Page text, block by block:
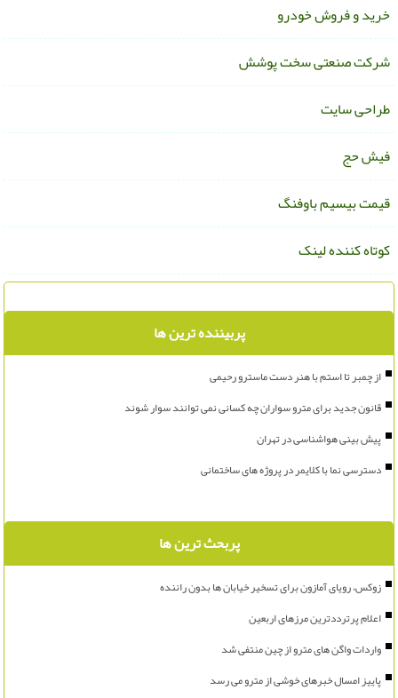
و فروش خودرو
صنعتی سخت پوشش
سایت
حج
بیسیم باوفنگ
کننده لینک
پربیننده ترین ها
از چمبر تا استم با هنر دست ماسترو رحیمی
قانون جدید برای مترو سواران چه کسانی نمی توانند سوار شوند
پیش بینی هواشناسی در تهران
دسترسی نما با کلایمر در پروژه های ساختمانی
پربحث ترین ها
زوکس، رویای آمازون برای تسخیر خیابان ها بدون راننده
اعلام پرترددترین مرزهای اربعین
واردات واگن های مترو از چین منتفی شد
پاییز امسال خبرهای خوشی از مترو می رسد